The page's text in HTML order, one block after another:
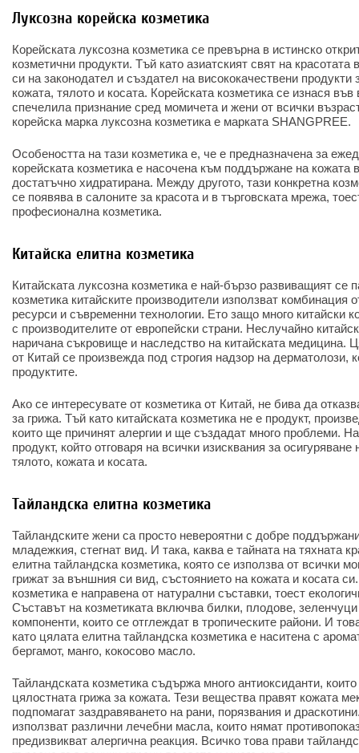
Луксозна корейска козметика
Корейската луксозна козметика се превърна в истинско
козметични продукти. Тъй като азиатският свят на красотата
си на законодател и създател на висококачествени продукти
кожата, тялото и косата. Корейската козметика се изнася
спечелила признание сред момичета и жени от всички
корейска марка луксозна козметика е марката SHANGPREE.
Особеността на тази козметика е, че е предназначена за
корейската козметика е насочена към поддържане на кожата
достатъчно хидратирана. Между другото, тази конкретна
се появява в салоните за красота и в търговската мрежа,
професионална козметика.
Китайска елитна козметика
Китайската луксозна козметика е най-бързо развиващият се
козметика китайските производители използват комбинация
ресурси и съвременни технологии. Ето защо много китайски
с производителите от европейски страни. Неслучайно
наричана съкровище и наследство на китайската медицина.
от Китай се произвежда под строгия надзор на дерматолози,
продуктите.
Ако се интересувате от козметика от Китай, не бива да
за грижа. Тъй като китайската козметика не е продукт,
които ще причинят алергии и ще създадат много проблеми.
продукт, който отговаря на всички изисквания за
тялото, кожата и косата.
Тайландска елитна козметика
Тайландските жени са просто невероятни с добре
младежкия, стегнат вид. И така, каква е тайната на тяхната
елитна тайландска козметика, която се използва от всички
грижат за външния си вид, състоянието на кожата и косата
козметика е направена от натурални съставки, тоест
Съставът на козметиката включва билки, плодове, зеленчуци
компоненти, които се отглеждат в тропическите райони. И
като цялата елитна тайландска козметика е наситена с
бергамот, манго, кокосово масло.
Тайландската козметика съдържа много антиоксиданти,
цялостната грижа за кожата. Тези вещества правят кожата
подпомагат заздравяването на рани, порязвания и
използват различни лечебни масла, които нямат
предизвикват алергична реакция. Всичко това прави